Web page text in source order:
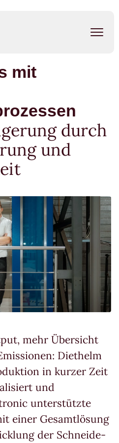
mit
durch
und
mehr Übersicht
Diethelm
in kurzer Zeit
und
unterstützte
einer Gesamtlösung
der Schneide-